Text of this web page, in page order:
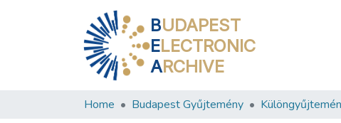
BUDAPEST
ELECTRONIC
ARCHIVE
Home Budapest Gyűjtemény